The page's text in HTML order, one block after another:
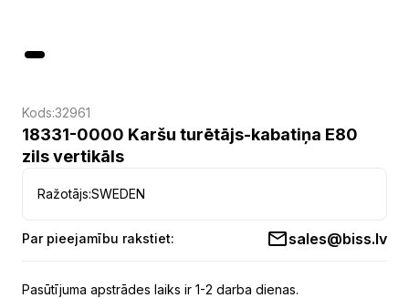
Kods:32961
18331-0000 Karšu turētājs-kabatiņa E80
zils vertikāls
Ražotājs:SWEDEN
Par pieejamību rakstiet: sales@biss.lv
Pasūtījuma apstrādes laiks ir 1-2 darba dienas.